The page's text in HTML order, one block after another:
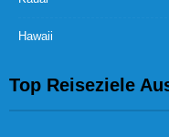
Hawaii
Top Reiseziele